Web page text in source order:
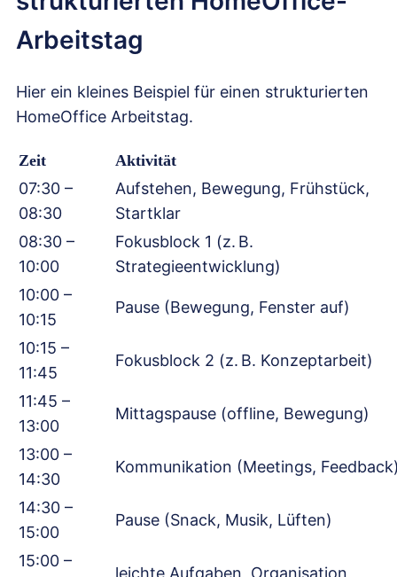
Arbeitstag
Hier ein kleines Beispiel für einen strukturierten
HomeOffice Arbeitstag.
Zeit Aktivität
07:30 –
08:30
Aufstehen, Bewegung, Frühstück,
Startklar
08:30 –
10:00
Fokusblock 1 (z. B.
Strategieentwicklung)
10:00 –
10:15
Pause (Bewegung, Fenster auf)
10:15 –
11:45
Fokusblock 2 (z. B. Konzeptarbeit)
11:45 –
13:00
Mittagspause (offline, Bewegung)
13:00 –
14:30
Kommunikation (Meetings,
14:30 –
15:00
Pause (Snack, Musik, Lüften)
15:00 –
leichte Aufgaben, Organisation